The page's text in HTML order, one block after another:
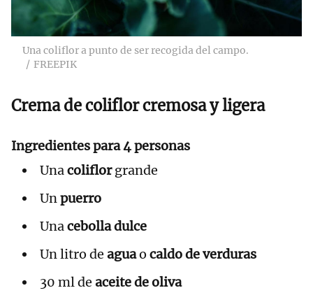
Una coliflor a punto de ser recogida del campo.
FREEPIK
Crema de coliflor cremosa y ligera
Ingredientes para 4 personas
Unacoliflorgrande
Unpuerro
Unacebolla dulce
Un litro de aguao caldo de verduras
30 ml de aceite de oliva